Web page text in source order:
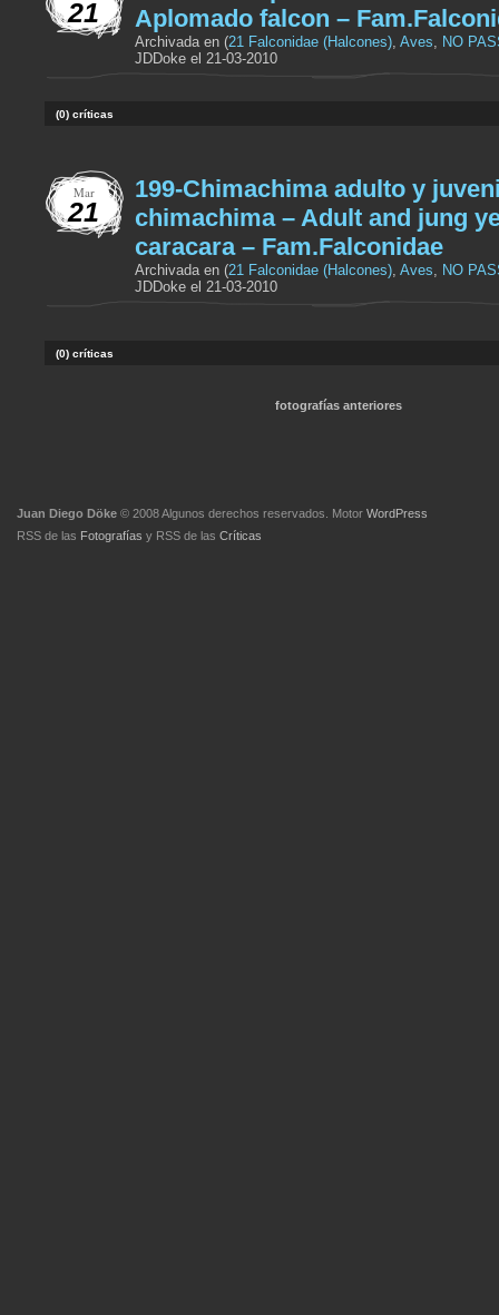
21
Aplomado falcon –
Archivada en (21 Falconidae (Halcones), Aves, NO
JDDoke el 21-03-2010
(0) críticas
Mar
21
199-Chimachima adulto y
chimachima – Adult and jung
caracara – Fam.Falconidae
Archivada en (21 Falconidae (Halcones), Aves, NO
JDDoke el 21-03-2010
(0) críticas
fotografías anteriores
Juan Diego Döke © 2008 Algunos derechos reservados. Motor WordPress
RSS de las Fotografías y RSS de las Críticas